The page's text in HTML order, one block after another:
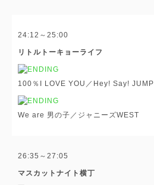
24:12～25:00
リトルトーキョーライフ
100％I LOVE YOU／Hey! Say! JUMP
We are 男の子／ジャニーズWEST
26:35～27:05
マスカットナイト横丁